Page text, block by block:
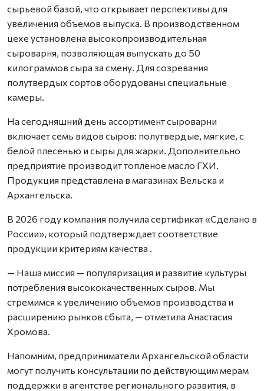
сырьевой базой, что открывает перспективы для
увеличения объемов выпуска. В производственном
цехе установлена высокопроизводительная
сыроварня, позволяющая выпускать до 50
килограммов сыра за смену. Для созревания
полутвердых сортов оборудованы специальные
камеры.
На сегодняшний день ассортимент сыроварни
включает семь видов сыров: полутвердые, мягкие, с
белой плесенью и сыры для жарки. Дополнительно
предприятие производит топленое масло ГХИ.
Продукция представлена в магазинах Вельска и
Архангельска.
В 2026 году компания получила сертификат «Сделано в
России», который подтверждает соответствие
продукции критериям качества .
— Наша миссия — популяризация и развитие культуры
потребления высококачественных сыров. Мы
стремимся к увеличению объемов производства и
расширению рынков сбыта, — отметила Анастасия
Хромова.
Напомним, предприниматели Архангельской области
могут получить консультации по действующим мерам
поддержки в агентстве регионального развития, в